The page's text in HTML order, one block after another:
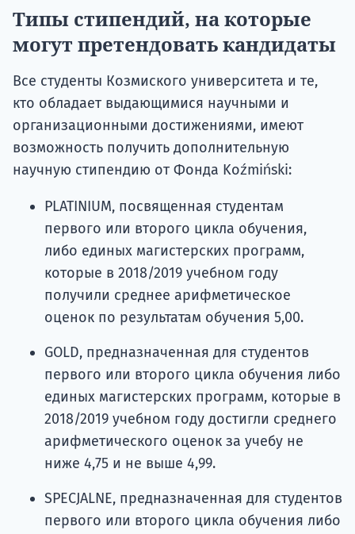
Типы стипендий, на которые
могут претендовать кандидаты
Все студенты Козмиского университета и те,
кто обладает выдающимися научными и
организационными достижениями, имеют
возможность получить дополнительную
научную стипендию от Фонда Koźmiński:
PLATINIUM, посвященная студентам
первого или второго цикла обучения,
либо единых магистерских программ,
которые в 2018/2019 учебном году
получили среднее арифметическое
оценок по результатам обучения 5,00.
GOLD, предназначенная для студентов
первого или второго цикла обучения либо
единых магистерских программ, которые в
2018/2019 учебном году достигли среднего
арифметического оценок за учебу не
ниже 4,75 и не выше 4,99.
SPECJALNE, предназначенная для студентов
первого или второго цикла обучения либо